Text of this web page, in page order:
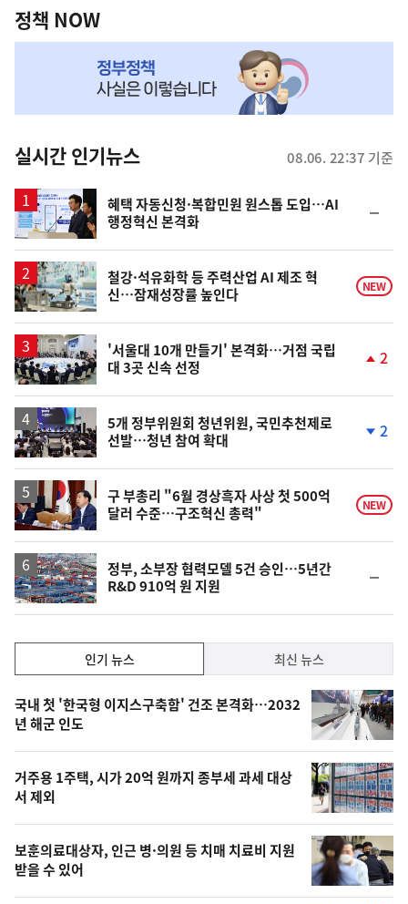
책
NOW,
뉴
스
정책 NOW
실시간 인기뉴스 08.06. 22:37 기준
혜택 자동신청·복합민원 원스톱 도입…AI
행정혁신 본격화
일
철강·석유화학 등 주력산업 AI 제조 혁
신…잠재성장률 높인다
NEW
'서울대 10개 만들기' 본격화…거점 국립
대 3곳 신속 선정
상
2
5개 정부위원회 청년위원, 국민추천제로
선발…청년 참여 확대
하
락
2
구 부총리 "6월 경상흑자 사상 첫 500억
달러 수준…구조혁신 총력"
NEW
정부, 소부장 협력모델 5건 승인…5년간
R&D 910억 원 지원
일
기,
최
신,
오
늘
의
영
상
인기 뉴스 최신 뉴스
기
뉴
스
국내 첫 '한국형 이지스구축함' 건조 본격화…2032
년 해군 인도
거주용 1주택, 시가 20억 원까지 종부세 과세 대상
서 제외
보훈의료대상자, 인근 병·의원 등 치매 치료비 지원
받을 수 있어